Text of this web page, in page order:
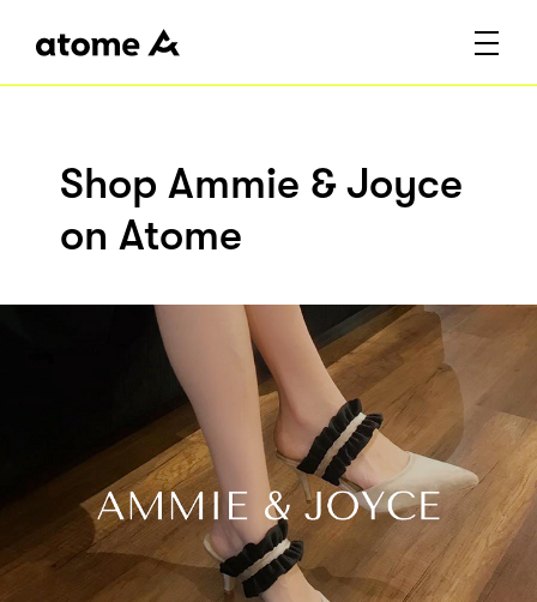
Shop Ammie & Joyce
on Atome